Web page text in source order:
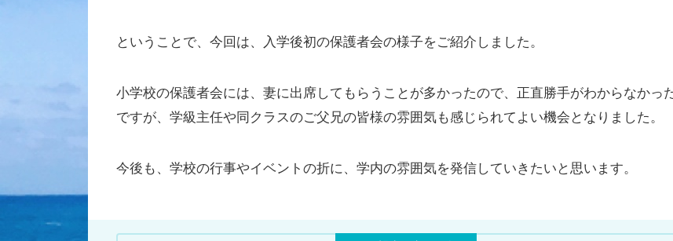
ということで、今回は、入学後初の保護者会の様子をご紹介しました。
小学校の保護者会には、妻に出席してもらうことが多かったので、正直勝手がわからなかっ
ですが、学級主任や同クラスのご父兄の皆様の雰囲気も感じられてよい機会となりました。
今後も、学校の行事やイベントの折に、学内の雰囲気を発信していきたいと思います。